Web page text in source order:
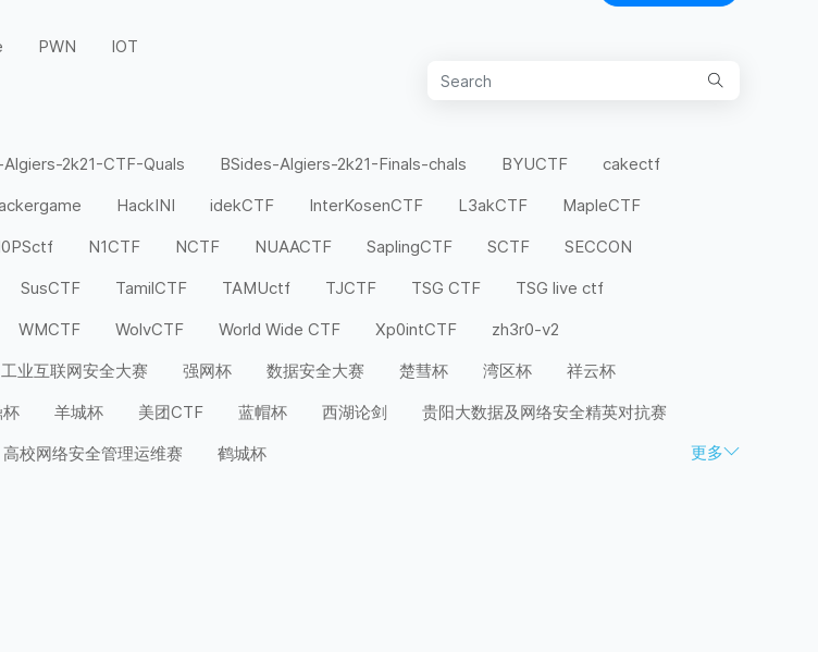
PWN IOT
2k21-CTF-Quals BSides-Algiers-2k21-Finals-chals BYUCTF
cakectf
HackINI idekCTF InterKosenCTF L3akCTF
MapleCTF
N1CTF NCTF NUAACTF SaplingCTF SCTF
SECCON
SusCTF TamilCTF TAMUctf TJCTF TSG CTF
TSG live ctf
WMCTF WolvCTF World Wide CTF Xp0intCTF
zh3r0-v2
工业互联网安全大赛 强网杯 数据安全大赛 楚彗杯 湾区杯
祥云杯
杯 羊城杯 美团CTF 蓝帽杯 西湖论剑
贵阳大数据及网络安全精英对抗赛
高校网络安全管理运维赛 鹤城杯 更多